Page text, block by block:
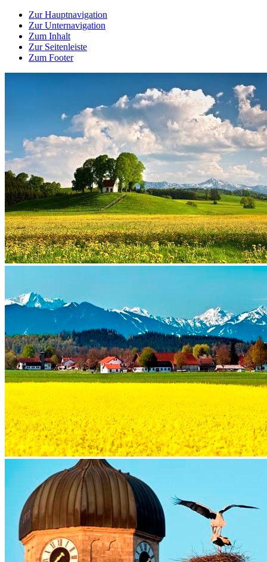
Zur Hauptnavigation
Zur Unternavigation
Zum Inhalt
Zur Seitenleiste
Zum Footer